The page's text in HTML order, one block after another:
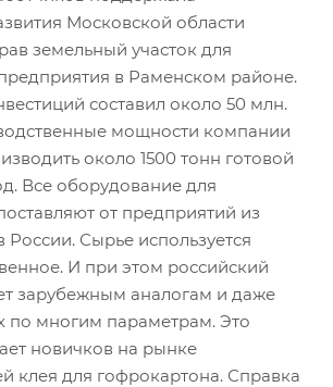
Московской области
земельный участок для
предприятия в Раменском районе.
составил около 50 млн.
мощности компании
около 1500 тонн готовой
Все оборудование для
от предприятий из
России. Сырье используется
И при этом российский
зарубежным аналогам и даже
по многим параметрам. Это
новичков на рынке
клея для гофрокартона. Справка